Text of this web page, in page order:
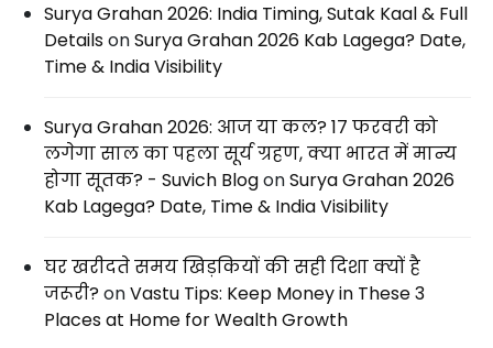
Surya Grahan 2026: India Timing, Sutak Kaal & Full
DetailsonSurya Grahan 2026 Kab Lagega? Date,
Time & India Visibility
Surya Grahan 2026: आज या कल? 17 फरवरी को
लगेगा साल का पहला सूर्य ग्रहण, क्या भारत में मान्य
होगा सूतक? - Suvich BlogonSurya Grahan 2026
Kab Lagega? Date, Time & India Visibility
घर खरीदते समय खिड़कियों की सही दिशा क्यों है
जरूरी?onVastu Tips: Keep Money in These 3
Places at Home for Wealth Growth